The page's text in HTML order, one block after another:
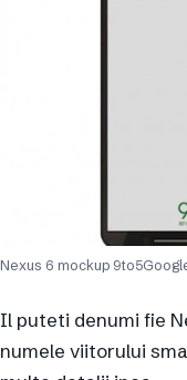
Nexus 6 mockup
Il puteti denumi fie
numele viitorului